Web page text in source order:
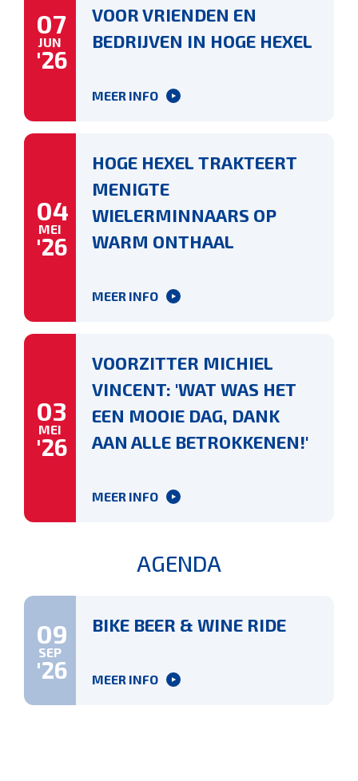
07
JUN
'26
VOOR VRIENDEN EN
BEDRIJVEN IN HOGE HEXEL
MEER INFO
04
MEI
'26
HOGE HEXEL TRAKTEERT
MENIGTE
WIELERMINNAARS OP
WARM ONTHAAL
MEER INFO
03
MEI
'26
VOORZITTER MICHIEL
VINCENT: 'WAT WAS HET
EEN MOOIE DAG, DANK
AAN ALLE BETROKKENEN!'
MEER INFO
AGENDA
09
SEP
'26
BIKE BEER & WINE RIDE
MEER INFO